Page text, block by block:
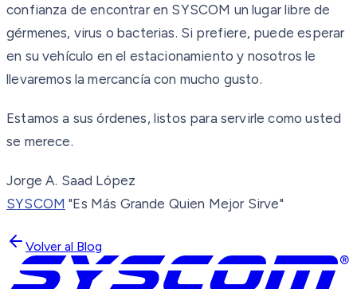
confianza de encontrar en SYSCOM un lugar libre de
gérmenes, virus o bacterias. Si prefiere, puede esperar
en su vehículo en el estacionamiento y nosotros le
llevaremos la mercancía con mucho gusto.
Estamos a sus órdenes, listos para servirle como usted
se merece.
Jorge A. Saad López
SYSCOM "Es Más Grande Quien Mejor Sirve"
Volver al Blog